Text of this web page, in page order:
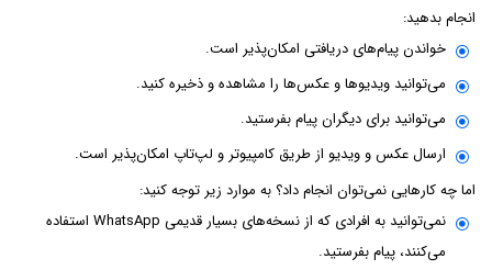
انجام بدهید:
خواندن پیام‌های دریافتی امکان‌پذیر است.
می‌توانید ویدیوها و عکس‌ها را مشاهده و ذخیره کنید.
می‌توانید برای دیگران پیام بفرستید.
ارسال عکس و ویدیو از طریق کامپیوتر و لپ‌تاپ امکان‌پذیر است.
اما چه کارهایی نمی‌توان انجام داد؟ به موارد زیر توجه کنید:
نمی‌توانید به افرادی که از نسخه‌های بسیار قدیمی WhatsApp استفاده
می‌کنند، پیام بفرستید.